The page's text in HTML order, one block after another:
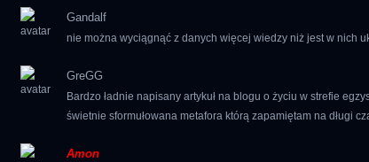
Gandalf
nie można wyciągnąć z danych więcej wiedzy niż jest w nich
GreGG
Bardzo ładnie napisany artykuł na blogu o życiu w strefie
świetnie sformułowana metafora którą zapamiętam na długi
Amon